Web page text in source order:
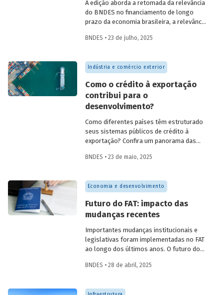
A edição aborda a retomada da relevância
do BNDES no financiamento de longo
prazo da economia brasileira, a relevância
Amazônia e FGI para o desenvolvimento,
públicos de crédito à exportação, o novo
protagonismo da política industrial, um
método para calcular prêmio de risco em
projetos de infraestrutura e o controle
societário de companhias abertas por
fundos de investimento no Brasil.
BNDES • 23 de julho, 2025
Indústria e comércio exterior
Como o crédito à exportação
contribui para o
desenvolvimento?
Como diferentes países têm estruturado
seus sistemas públicos de crédito à
exportação? Confira um panorama das
entenda como esses sistemas
econômico, a inovação e a inserção
competitiva no mercado global.
BNDES • 23 de maio, 2025
Economia e desenvolvimento
Futuro do FAT: impacto das
mudanças recentes
Importantes mudanças institucionais e
legislativas foram implementadas no FAT
ao longo dos últimos anos. O futuro do
– depende do que será feito a partir delas.
do BNDES 60.
BNDES • 28 de abril, 2025